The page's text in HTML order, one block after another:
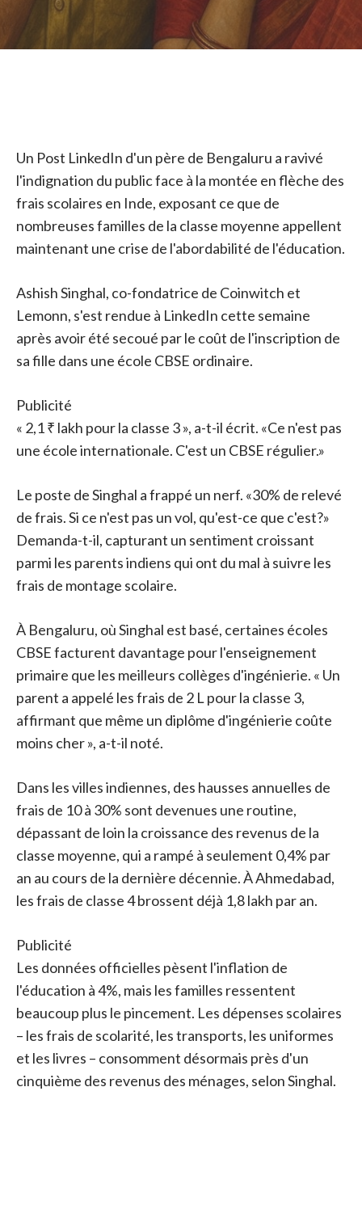
Un Post LinkedIn d'un père de Bengaluru a ravivé
l'indignation du public face à la montée en flèche des
frais scolaires en Inde, exposant ce que de
nombreuses familles de la classe moyenne appellent
maintenant une crise de l'abordabilité de l'éducation.
Ashish Singhal, co-fondatrice de Coinwitch et
Lemonn, s'est rendue à LinkedIn cette semaine
après avoir été secoué par le coût de l'inscription de
sa fille dans une école CBSE ordinaire.
Publicité
« 2,1 ₹ lakh pour la classe 3 », a-t-il écrit. «Ce n'est pas
une école internationale. C'est un CBSE régulier.»
Le poste de Singhal a frappé un nerf. «30% de relevé
de frais. Si ce n'est pas un vol, qu'est-ce que c'est?»
Demanda-t-il, capturant un sentiment croissant
parmi les parents indiens qui ont du mal à suivre les
frais de montage scolaire.
À Bengaluru, où Singhal est basé, certaines écoles
CBSE facturent davantage pour l'enseignement
primaire que les meilleurs collèges d'ingénierie. « Un
parent a appelé les frais de 2 L pour la classe 3,
affirmant que même un diplôme d'ingénierie coûte
moins cher », a-t-il noté.
Dans les villes indiennes, des hausses annuelles de
frais de 10 à 30% sont devenues une routine,
dépassant de loin la croissance des revenus de la
classe moyenne, qui a rampé à seulement 0,4% par
an au cours de la dernière décennie. À Ahmedabad,
les frais de classe 4 brossent déjà 1,8 lakh par an.
Publicité
Les données officielles pèsent l'inflation de
l'éducation à 4%, mais les familles ressentent
beaucoup plus le pincement. Les dépenses scolaires
– les frais de scolarité, les transports, les uniformes
et les livres – consomment désormais près d'un
cinquième des revenus des ménages, selon Singhal.